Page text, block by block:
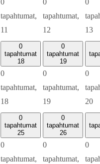
0
tapahtumat,
11
0
tapahtumat,
12
0
13
0
tapahtumat
18
0
tapahtumat,
18
0
tapahtumat
19
0
tapahtumat,
19
0
20
0
tapahtumat
25
0
tapahtumat,
0
tapahtumat
26
0
tapahtumat,
0